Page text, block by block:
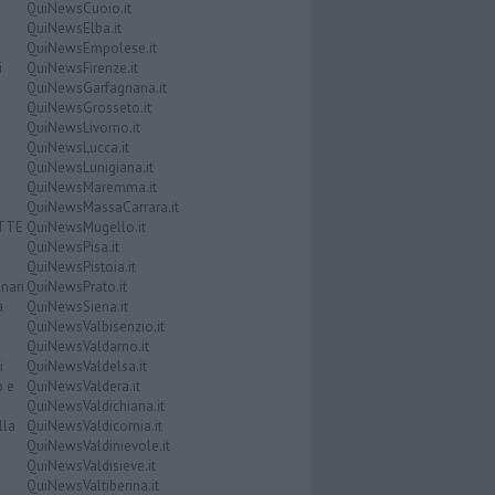
e
QuiNewsCuoio.it
QuiNewsElba.it
QuiNewsEmpolese.it
QuiNewsFirenze.it
QuiNewsGarfagnana.it
QuiNewsGrosseto.it
QuiNewsLivorno.it
QuiNewsLucca.it
QuiNewsLunigiana.it
QuiNewsMaremma.it
QuiNewsMassaCarrara.it
QuiNewsMugello.it
QuiNewsPisa.it
QuiNewsPistoia.it
QuiNewsPrato.it
QuiNewsSiena.it
QuiNewsValbisenzio.it
QuiNewsValdarno.it
QuiNewsValdelsa.it
QuiNewsValdera.it
QuiNewsValdichiana.it
QuiNewsValdicornia.it
QuiNewsValdinievole.it
QuiNewsValdisieve.it
QuiNewsValtiberina.it